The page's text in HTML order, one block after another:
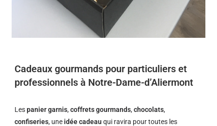
Cadeaux gourmands pour particuliers et
professionnels à Notre-Dame-d’Aliermont
Lespanier garnis,coffrets gourmands,chocolats,
confiseries, une idée cadeau qui ravira pour toutes les